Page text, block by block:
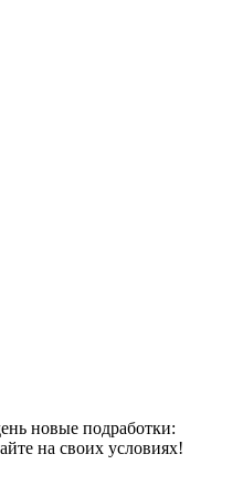
новые подработки:
на своих условиях!